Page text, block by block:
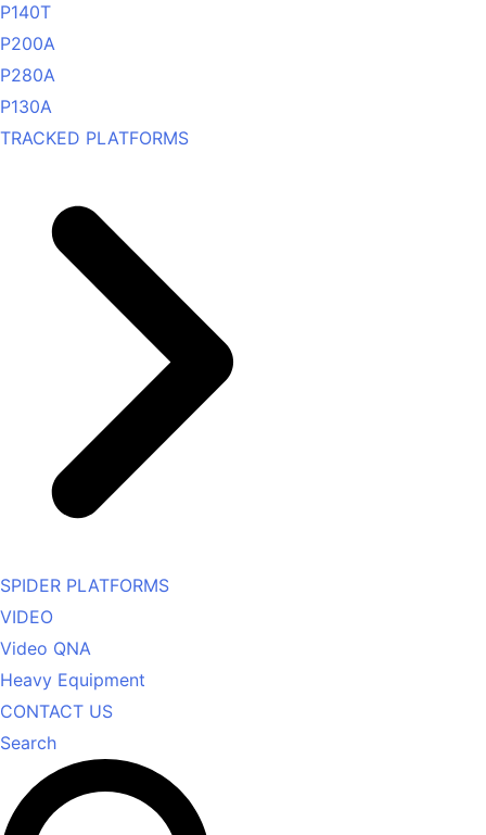
P140T
P200A
P280A
P130A
TRACKED PLATFORMS
SPIDER PLATFORMS
VIDEO
Video QNA
Heavy Equipment
CONTACT US
Search